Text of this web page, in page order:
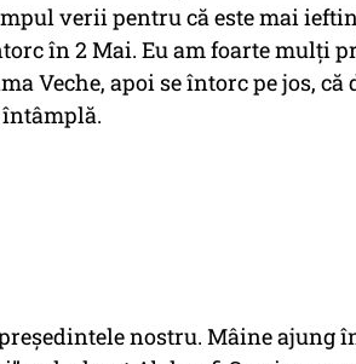
verii pentru că este mai
în 2 Mai. Eu am foarte mulți
Veche, apoi se întorc pe jos, că
întâmplă.
nostru. Mâine ajung